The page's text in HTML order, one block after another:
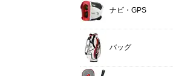
ナビ・GPS
バッグ